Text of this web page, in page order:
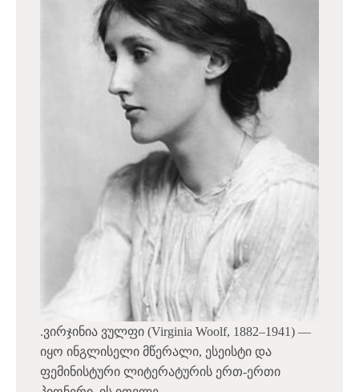
.ვირჯინია ვულფი (Virginia Woolf, 1882–1941) —
იყო ინგლისელი მწერალი, ესეისტი და
ფემინისტური ლიტერატურის ერთ-ერთი